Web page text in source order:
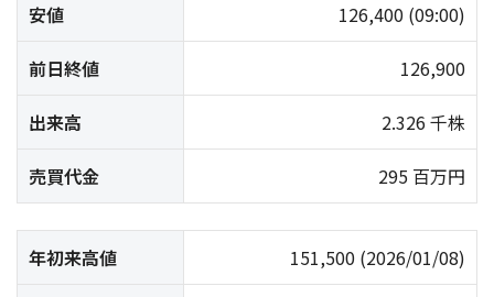
安値 126,400 (09:00)
前日終値 126,900
出来高 2.326 千株
売買代金 295 百万円
年初来高値 151,500 (2026/01/08)